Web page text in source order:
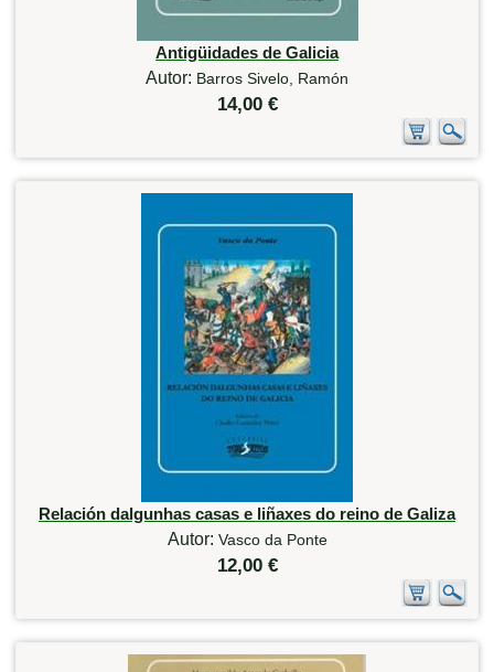
Antigüidades de Galicia
Autor: Barros Sivelo, Ramón
14,00 €
Relación dalgunhas casas e liñaxes do reino de Galiza
Autor: Vasco da Ponte
12,00 €